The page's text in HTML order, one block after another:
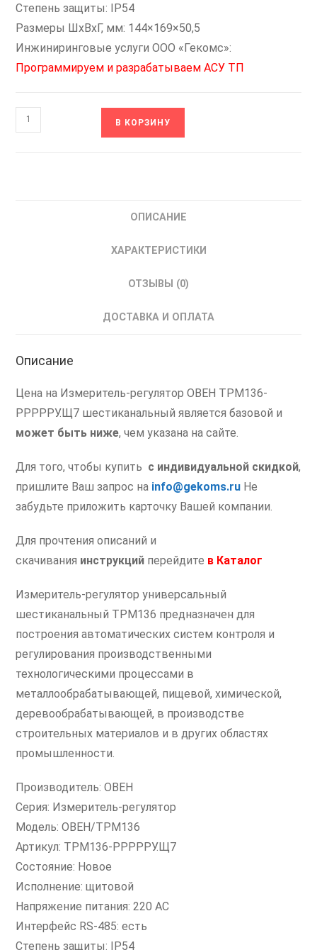
Степень защиты: IP54
Размеры ШxВxГ, мм: 144×169×50,5
Инжиниринговые услуги ООО «Гекомс»:
Программируем и разрабатываем АСУ ТП
Количество
товара
В КОРЗИНУ
ОПИСАНИЕ
ХАРАКТЕРИСТИКИ
ОТЗЫВЫ (0)
ДОСТАВКА И ОПЛАТА
Описание
Цена на Измеритель-регулятор ОВЕН ТРМ136-
РРРРРУ.Щ7 шестиканальный является базовой и
может быть ниже, чем указана на сайте.
Для того, чтобы купить с индивидуальной скидкой,
пришлите Ваш запрос на info@gekoms.ru Не
забудьте приложить карточку Вашей компании.
Для прочтения описаний и
скачивания инструкций перейдите в Каталог
Измеритель-регулятор универсальный
шестиканальный ТРМ136 предназначен для
построения автоматических систем контроля и
регулирования производственными
технологическими процессами в
металлообрабатывающей, пищевой, химической,
деревообрабатывающей, в производстве
строительных материалов и в других областях
промышленности.
Производитель: ОВЕН
Серия: Измеритель-регулятор
Модель: ОВЕН/ТРМ136
Артикул: ТРМ136-РРРРРУ.Щ7
Состояние: Новое
Исполнение: щитовой
Напряжение питания: 220 AC
Интерфейс RS-485: есть
Степень защиты: IP54